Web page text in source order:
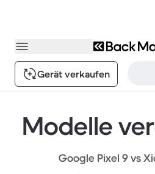
Gerät verkaufen
Modelle
Google Pixel 9 vs